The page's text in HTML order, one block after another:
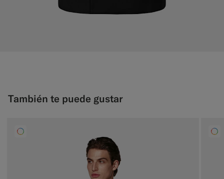
También te puede gustar